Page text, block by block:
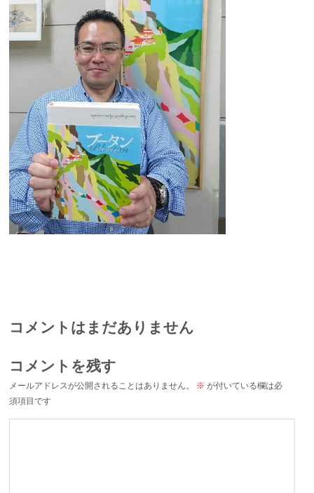
コメントはまだありません
コメントを残す
メールアドレスが公開されることはありません。 ※ が付いている欄は必
須項目です